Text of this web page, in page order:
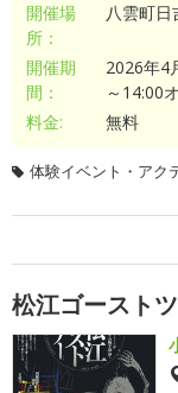
開催場
所：
八雲町日
開催期
間：
2026年4
～14:00
料金:
無料
体験イベント・アク
松江ゴースト